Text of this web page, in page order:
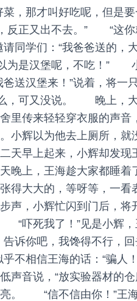
，那才叫好吃呢，但是
反正又出不去。” “这你
学们：“我爸爸送的，大
以为是汉堡呢，不吃！”
送汉堡来！”说着，将一
么，可又没说。 晚上，
里传来轻轻穿衣服的声音
小辉以为他去上厕所，就
天早上起来，小辉却发现
，王海趁大家都睡着
得大大的，等呀等，一看
声，小辉忙闪到门后，将
“吓死我了！”见是小辉
诉你吧，我馋得不行，
相信王海的话：“骗人
音说，“放实验器材的
。 “信不信由你！”王